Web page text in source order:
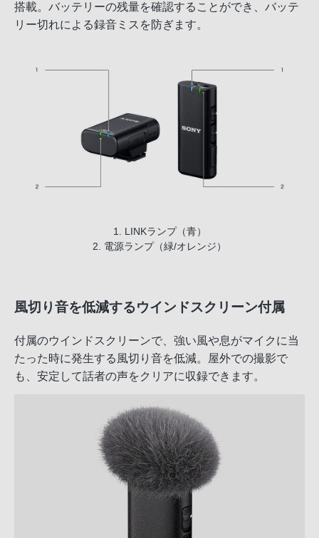
搭載。バッテリーの残量を確認することができ、バッテ
リー切れによる録音ミスを防ぎます。
1. LINKランプ（青）
2. 電源ランプ（緑/オレンジ）
風切り音を低減するウインドスクリーン付属
付属のウインドスクリーンで、強い風や息がマイクに当
たった時に発生する風切り音を低減。屋外での撮影で
も、安定して話者の声をクリアに収録できます。